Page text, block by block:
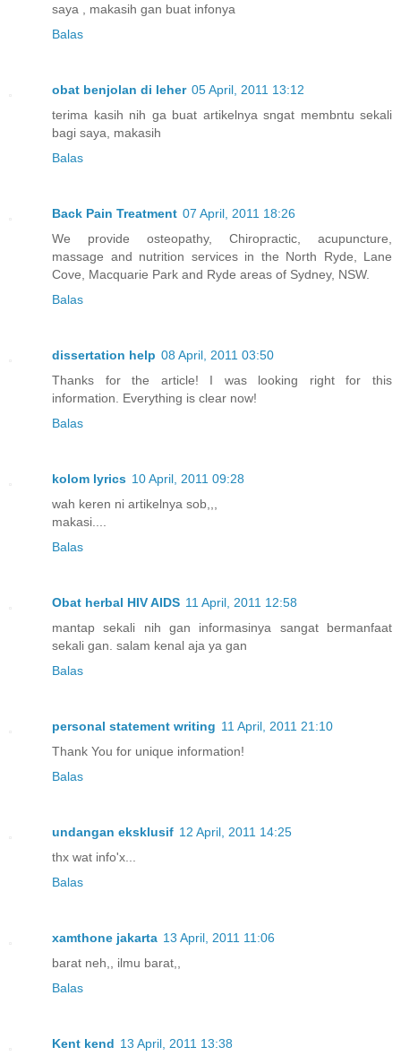
saya , makasih gan buat infonya
Balas
obat benjolan di leher 05 April, 2011 13:12
terima kasih nih ga buat artikelnya sngat membntu sekali
bagi saya, makasih
Balas
Back Pain Treatment 07 April, 2011 18:26
We provide osteopathy, Chiropractic, acupuncture,
massage and nutrition services in the North Ryde, Lane
Cove, Macquarie Park and Ryde areas of Sydney, NSW.
Balas
dissertation help 08 April, 2011 03:50
Thanks for the article! I was looking right for this
information. Everything is clear now!
Balas
kolom lyrics 10 April, 2011 09:28
wah keren ni artikelnya sob,,,
makasi....
Balas
Obat herbal HIV AIDS 11 April, 2011 12:58
mantap sekali nih gan informasinya sangat bermanfaat
sekali gan. salam kenal aja ya gan
Balas
personal statement writing 11 April, 2011 21:10
Thank You for unique information!
Balas
undangan eksklusif 12 April, 2011 14:25
thx wat info'x...
Balas
xamthone jakarta 13 April, 2011 11:06
barat neh,, ilmu barat,,
Balas
Kent kend 13 April, 2011 13:38